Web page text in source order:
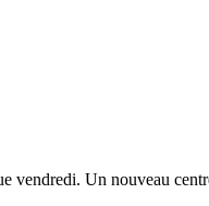
Un nouveau